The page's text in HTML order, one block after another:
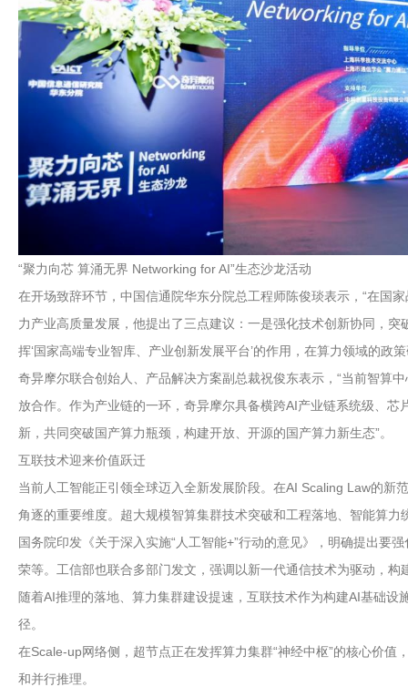
“聚力向芯 算涌无界 Networking for AI”生态沙龙活动
在开场致辞环节，中国信通院华东分院总工程师陈俊琰表示，“在国
力产业高质量发展，他提出了三点建议：一是强化技术创新协同，
挥‘国家高端专业智库、产业创新发展平台’的作用，在算力领域的
奇异摩尔联合创始人、产品解决方案副总裁祝俊东表示，“当前智算
放合作。作为产业链的一环，奇异摩尔具备横跨AI产业链系统级、
新，共同突破国产算力瓶颈，构建开放、开源的国产算力新生态”。
互联技术迎来价值跃迁
当前人工智能正引领全球迈入全新发展阶段。在AI Scaling Law的新
角逐的重要维度。超大规模智算集群技术突破和工程落地、智能算
国务院印发《关于深入实施“人工智能+”行动的意见》，明确提出要
荣等。工信部也联合多部门发文，强调以新一代通信技术为驱动，
随着AI推理的落地、算力集群建设提速，互联技术作为构建AI基础
径。
在Scale-up网络侧，超节点正在发挥算力集群“神经中枢”的核心价
和并行推理。